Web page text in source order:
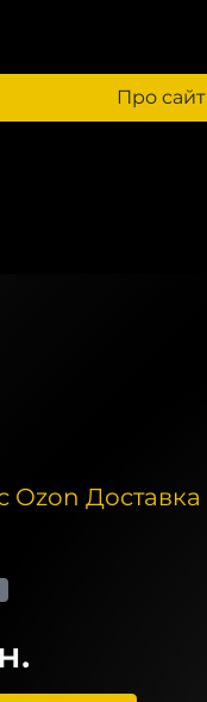
Про сайт
Ozon Доставка